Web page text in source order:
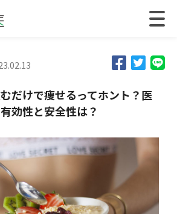
だけで痩せるってホント？医
効性と安全性は？